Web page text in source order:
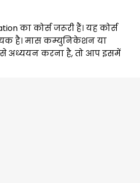
का कोर्स जरूरी हैं। यह कोर्स
है। मास कम्युनिकेशन या
से अध्ययन करना है, तो आप इसमें